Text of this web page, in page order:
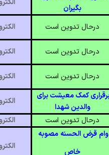
بگیران
درحال تدوین است
درحال تدوین است
درحال تدوین است
والدین شهدا
درحال تدوین است
وام قرض الحسنه مصوبه
خاص